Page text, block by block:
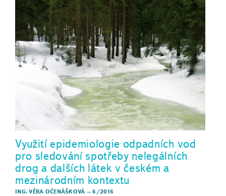
Využití epidemiologie odpadních vod
pro sledování spotřeby nelegálních
drog a dalších látek v českém a
mezinárodním kontextu
ING. VĚRA OČENÁŠKOVÁ –6/2016